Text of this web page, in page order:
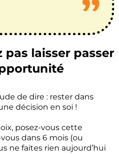
pas laisser passer
de dire : rester dans
décision en soi !
posez-vous cette
dans 6 mois (ou
ne faites rien aujourd’hui